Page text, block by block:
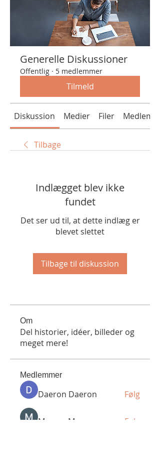
Generelle Diskussioner
Offentlig · 5 medlemmer
Tilmeld
Diskussion Medier Filer
Tilbage
Indlægget blev ikke
fundet
Det ser ud til, at dette indlæg er
blevet slettet
Tilbage til diskussion
Om
Del historier, idéer, billeder og
meget mere!
Medlemmer
Daeron Daeron Følg
Maruvs Maruvs Følg